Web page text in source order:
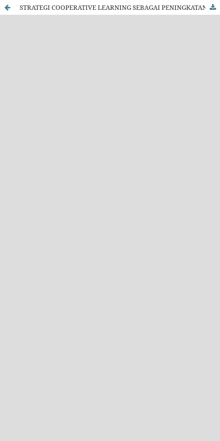
STRATEGI COOPERATIVE LEARNING SEBAGAI PENINGKATAN KUALITAS PEMBELAJARAN IPS